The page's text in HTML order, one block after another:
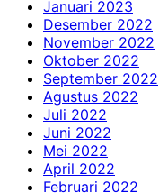
Januari 2023
Desember 2022
November 2022
Oktober 2022
September 2022
Agustus 2022
Juli 2022
Juni 2022
Mei 2022
April 2022
Februari 2022